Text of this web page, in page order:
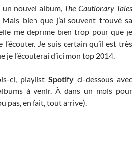
nouvel album, The Cautionary Tales
Mais bien que j’ai souvent trouvé sa
me déprime bien trop pour que je
Je suis certain qu’il est très
je l’écouterai d’ici mon top 2014.
ci, playlist Spotifyci-dessous avec
à venir. À dans un mois pour
pas, en fait, tout arrive).